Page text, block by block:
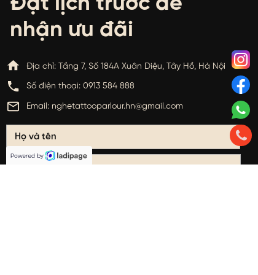
nhận ưu đãi
Địa chỉ: Tầng 7, Số 184A Xuân Diệu, Tây Hồ, Hà Nội
Số điện thoại: 0913 584 888
Email: nghetattooparlour.hn@gmail.com